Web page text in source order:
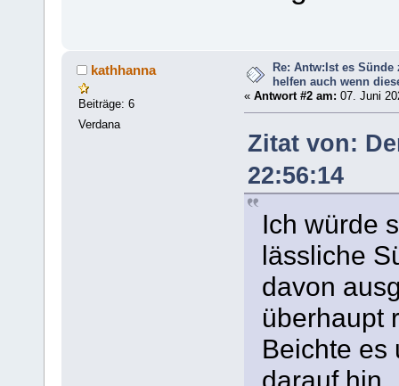
kathhanna
Beiträge: 6
Verdana
Re: Antw:Ist es
helfen auch wenn
« Antwort #2 am: 07. Juni
Zitat von:
22:56:14
Ich würde
lässliche
davon
überhaupt
Beichte es
darauf hin